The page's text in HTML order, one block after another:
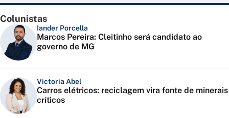
Colunistas
Iander Porcella
Marcos Pereira: Cleitinho será candidato ao
governo de MG
Victoria Abel
Carros elétricos: reciclagem vira fonte de minerais
críticos